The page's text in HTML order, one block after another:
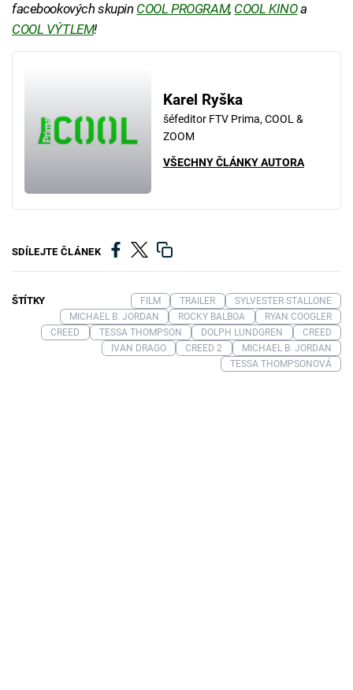
facebookových skupin COOL PROGRAM, COOL KINOa
COOL VÝTLEM!
Karel Ryška
šéfeditor FTV Prima, COOL &
ZOOM
VŠECHNY ČLÁNKY AUTORA
SDÍLEJTE ČLÁNEK
ŠTÍTKY FILM TRAILER
SYLVESTER STALLONE
MICHAEL B. JORDAN
ROCKY BALBOA
RYAN COOGLER
CREED
TESSA THOMPSON DOLPH LUNDGREN
CREED
IVAN DRAGO
CREED 2
MICHAEL B. JORDAN
TESSA THOMPSONOVÁ